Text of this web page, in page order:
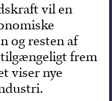
vil en
og resten af
frem
viser nye